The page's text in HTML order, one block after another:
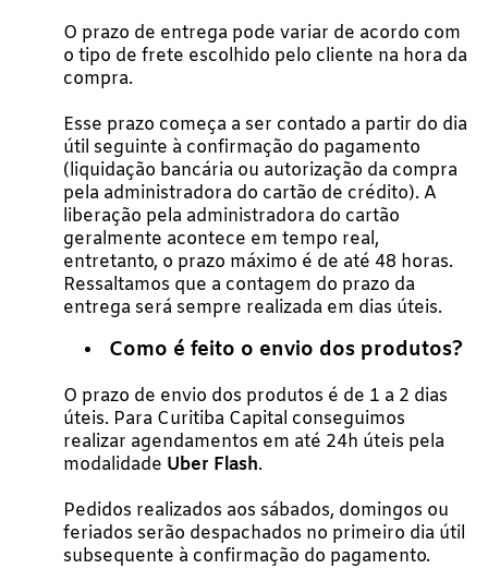
O prazo de entrega pode variar de acordo com
o tipo de frete escolhido pelo cliente na hora da
compra.
Esse prazo começa a ser contado a partir do dia
útil seguinte à confirmação do pagamento
(liquidação bancária ou autorização da compra
pela administradora do cartão de crédito). A
liberação pela administradora do cartão
geralmente acontece em tempo real,
entretanto, o prazo máximo é de até 48 horas.
Ressaltamos que a contagem do prazo da
entrega será sempre realizada em dias úteis.
Como é feito o envio dos produtos?
O prazo de envio dos produtos é de 1 a 2 dias
úteis. Para Curitiba Capital conseguimos
realizar agendamentos em até 24h úteis pela
modalidade Uber Flash.
Pedidos realizados aos sábados, domingos ou
feriados serão despachados no primeiro dia útil
subsequente à confirmação do pagamento.